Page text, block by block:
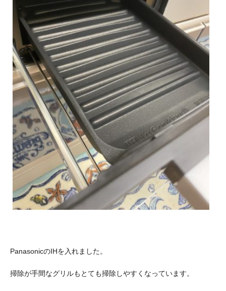
PanasonicのIHを入れました。
掃除が手間なグリルもとても掃除しやすくなっています。